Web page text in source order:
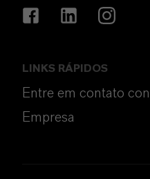
LINKS RÁPIDOS
Entre em contato
Empresa